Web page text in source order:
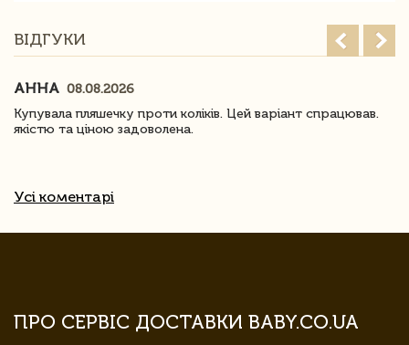
ВІДГУКИ
АННА 08.08.2026
Купувала пляшечку проти коліків. Цей варіант спрацював.
якістю та ціною задоволена.
Усі коментарі
ПРО СЕРВІС ДОСТАВКИ BABY.CO.UA